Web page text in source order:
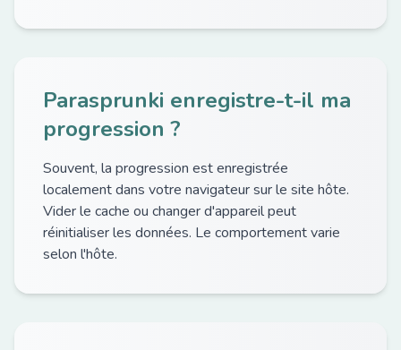
Parasprunki enregistre-t-il ma
progression ?
Souvent, la progression est enregistrée
localement dans votre navigateur sur le site hôte.
Vider le cache ou changer d'appareil peut
réinitialiser les données. Le comportement varie
selon l'hôte.